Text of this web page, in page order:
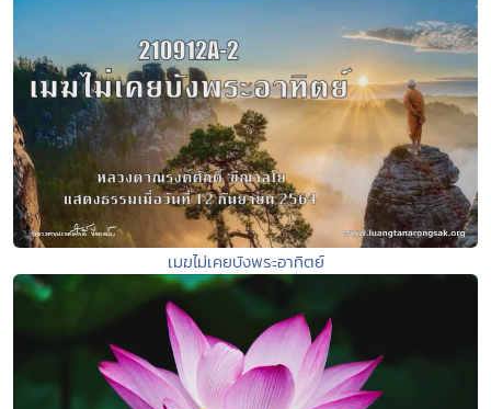
เมฆไม่เคยบังพระอาทิตย์